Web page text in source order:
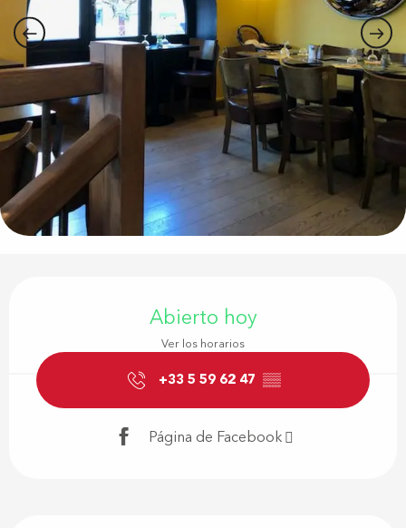
Abierto hoy
Ver los horarios
+33 5 59 62 47 ▒▒
Página de Facebook